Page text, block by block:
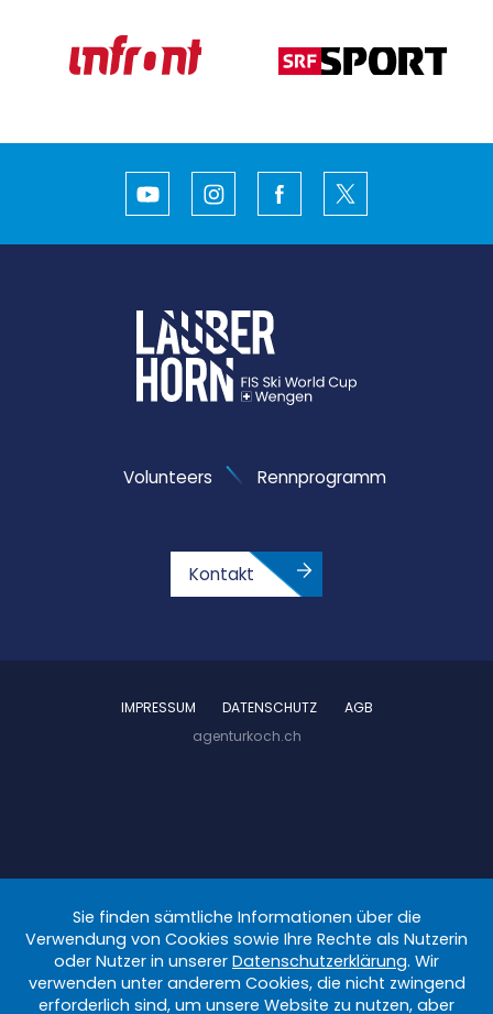
YoutubeInstagramFacebookTwitter
Volunteers Rennprogramm
Kontakt
IMPRESSUM DATENSCHUTZ
AGB
agenturkoch.ch
Sie finden sämtliche Informationen über die
Verwendung von Cookies sowie Ihre Rechte als Nutzerin
oder Nutzer in unserer Datenschutzerklärung. Wir
verwenden unter anderem Cookies, die nicht zwingend
erforderlich sind, um unsere Website zu nutzen, aber